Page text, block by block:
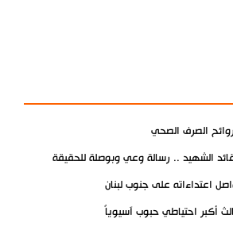
روائح الصرف الصحي
الشهيد .. رسالة وعي وبوصلة للحقيقة
اعتداءاته على جنوب لبنان
أكبر احتياطي حبوب آسيوياً